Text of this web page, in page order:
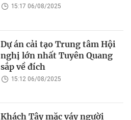
15:17 06/08/2025
Dự án cải tạo Trung tâm Hội
nghị lớn nhất Tuyên Quang
sắp về đích
15:12 06/08/2025
Khách Tây mặc váy người